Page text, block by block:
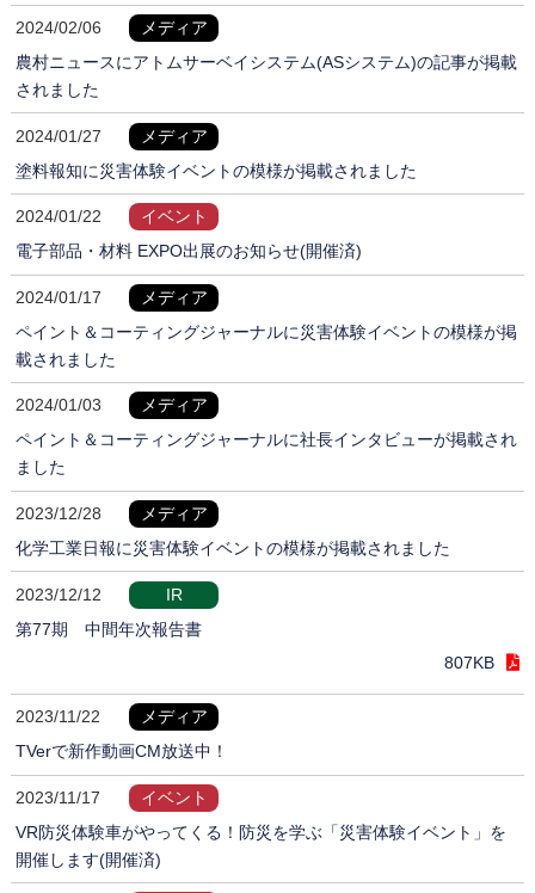
2024/02/06
メディア
農村ニュースにアトムサーベイシステム(ASシステム)の記事が掲載
されました
2024/01/27
メディア
塗料報知に災害体験イベントの模様が掲載されました
2024/01/22
イベント
電子部品・材料 EXPO出展のお知らせ(開催済)
2024/01/17
メディア
ペイント＆コーティングジャーナルに災害体験イベントの模様が掲
載されました
2024/01/03
メディア
ペイント＆コーティングジャーナルに社長インタビューが掲載され
ました
2023/12/28
メディア
化学工業日報に災害体験イベントの模様が掲載されました
2023/12/12
IR
第77期 中間年次報告書
807KB
2023/11/22
メディア
TVerで新作動画CM放送中！
2023/11/17
イベント
VR防災体験車がやってくる！防災を学ぶ「災害体験イベント」を
開催します(開催済)